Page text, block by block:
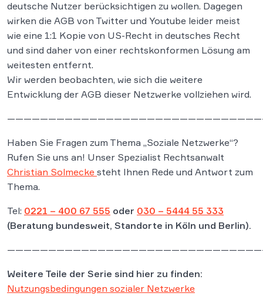
deutsche Nutzer berücksichtigen zu wollen. Dagegen
wirken die AGB von Twitter und Youtube leider meist
wie eine 1:1 Kopie von US-Recht in deutsches Recht
und sind daher von einer rechtskonformen Lösung am
weitesten entfernt.
Wir werden beobachten, wie sich die weitere
Entwicklung der AGB dieser Netzwerke vollziehen wird.
Haben Sie Fragen zum Thema „Soziale Netzwerke“?
Rufen Sie uns an! Unser Spezialist Rechtsanwalt
Christian Solmecke steht Ihnen Rede und Antwort zum
Thema.
Tel: 0221 – 400 67 555 oder 030 – 5444 55 333
(Beratung bundesweit, Standorte in Köln und Berlin).
Weitere Teile der Serie sind hier zu finden:
Nutzungsbedingungen sozialer Netzwerke